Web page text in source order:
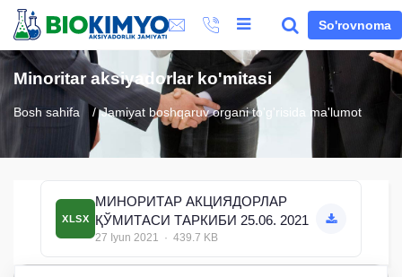
So'rovnoma
Minoritar aksiyadorlar ko'mitasi
Bosh sahifa Jamiyat boshqaruv organi to'g'risida ma'lumot
XLSX
МИНОРИТАР АКЦИЯДОРЛАР
ҚЎМИТАСИ ТАРКИБИ 25.06. 2021
27 Iyun 2021 · 439.7 KB